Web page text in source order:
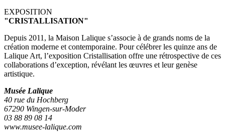
EXPOSITION
"CRISTALLISATION"
Depuis 2011, la Maison Lalique s’associe à de grands noms de la
création moderne et contemporaine. Pour célébrer les quinze ans de
Lalique Art, l’exposition Cristallisation offre une rétrospective de ces
collaborations d’exception, révélant les œuvres et leur genèse
artistique.
Musée Lalique
40 rue du Hochberg
67290 Wingen-sur-Moder
03 88 89 08 14
www.musee-lalique.com